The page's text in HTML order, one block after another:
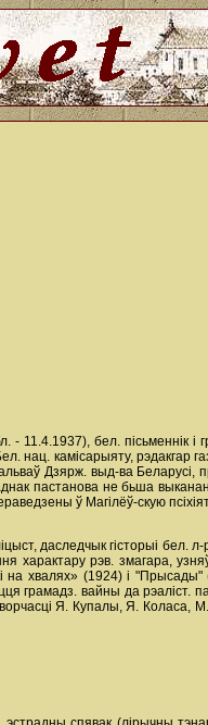
11.4.1937), бел. пісьменнік
нац. камісарыяту,
Дзярж. выд-ва
пастанова не бьша
ў Магілёў-скую
даследчык гісторыі
характару рэв. змагара,
на хвалях» (1924) і
вайны да рэаліст.
Я. Купалы, Я.